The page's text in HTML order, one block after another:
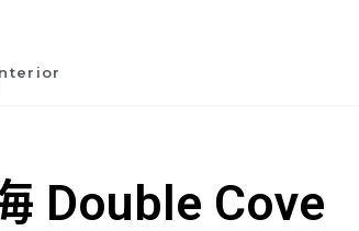
Double Cove